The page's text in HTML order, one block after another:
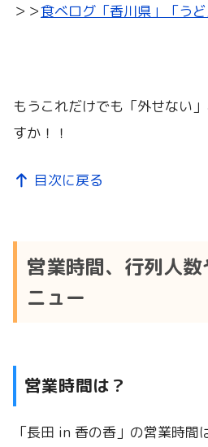
＞＞食べログ「香川県」「う
もうこれだけでも「外せない
すか！！
目次に戻る
営業時間、行列人
ニュー
営業時間は？
「長田 in 香の香」の営業時間